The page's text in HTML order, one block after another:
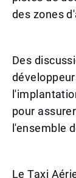
des zones
Des
pour
l'ensemble
Le Taxi